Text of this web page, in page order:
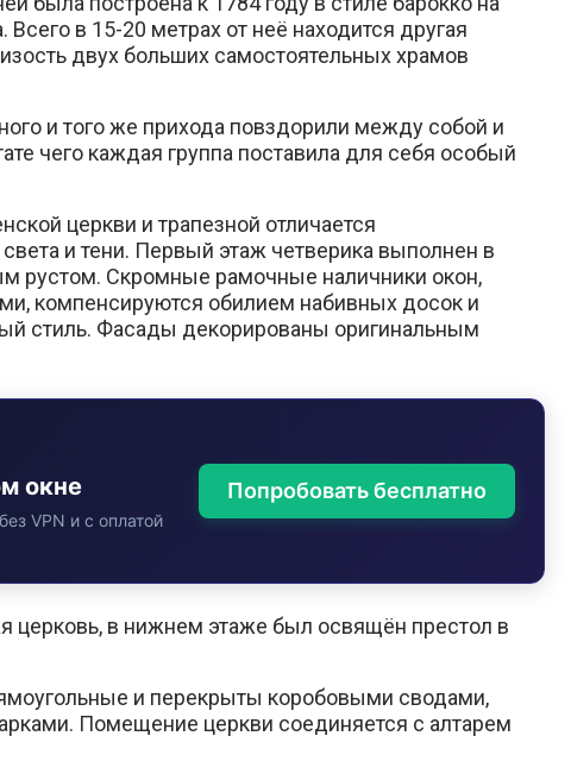
в 15-20 метрах от неё находится другая
двух больших самостоятельных храмов
и того же прихода повздорили между собой и
чего каждая группа поставила для себя особый
церкви и трапезной отличается
и тени. Первый этаж четверика выполнен в
рустом. Скромные рамочные наличники окон,
компенсируются обилием набивных досок и
стиль. Фасады декорированы оригинальным
окне
VPN и с оплатой
Попробовать бесплатно
церковь, в нижнем этаже был освящён престол в
и перекрыты коробовыми сводами,
Помещение церкви соединяется с алтарем